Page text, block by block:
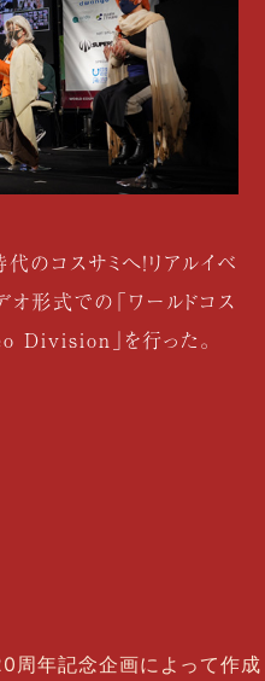
代のコスサミへ！リアルイベ
オ形式での「ワールドコス
Division」を行った。
周年記念企画によって作成